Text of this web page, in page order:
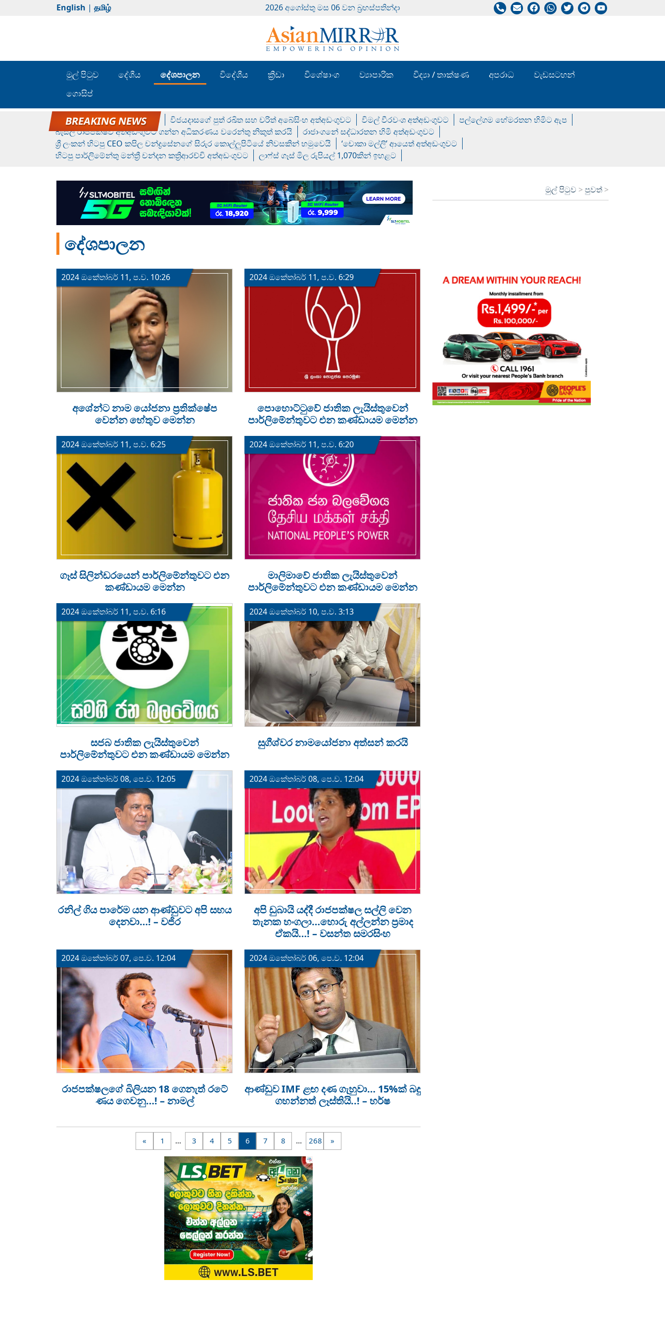
English | தமிழ் 2026 අගෝස්‍තු මස 06 වන බ්‍රහස්පතින්දා
මුල් පිටුව දේශීය දේශපාලන විදේශීය ක්‍රීඩා විශේෂාංග ව්‍යාපාරික විද්‍යා / තාක්ෂණ අපරාධ
වැඩසටහන්
ගොසිප්
රන් ගෙනා රුමේෂ්ගේ හෙල්ලය විජයදාසගේ පුත් රඛිත සහ චරිත් අබේසිංහ අත්අඩංගුවට විමල් වීරවංශ අත්අඩංගුවට
පල්ලේගම හේමරතන හිමිට ඇප
බැසිල් රාජපක්ෂව අත්අඩංගුවට ගන්න අධිකරණය වරෙන්තු නිකුත් කරයි
රාජාංගනේ සද්ධාරතන හිමි අත්අඩංගුවට
ශ්‍රී ලංකන් හිටපු CEO කපිල චන්ද්‍රසේනගේ සිරුර කොල්ලුපිටියේ නිවසකින් හමුවෙයි
‘චොකා මල්ලි’ ආයෙත් අත්අඩංගුවට
හිටපු පාර්ලිමේන්තු මන්ත්‍රී චන්දන කත්‍රිආරච්චි අත්අඩංගුවට
ලාෆ්ස් ගෑස් මිල රුපියල් 1,070කින් ඉහළට
දේශපාලන
මුල් පිටුව >පුවත් >
2024 ඔක්‍තෝබර් 11, ප.ව. 10:26
අශේන්ට නාම යෝජනා ප්‍රතික්ෂේප
වෙන්න හේතුව මෙන්න
2024 ඔක්‍තෝබර් 11, ප.ව. 6:29
පොහොට්ටුවේ ජාතික ලැයිස්තුවෙන්
පාර්ලිමේන්තුවට එන කණ්ඩායම මෙන්න
2024 ඔක්‍තෝබර් 11, ප.ව. 6:25
ගෑස් සිලින්ඩරයෙන් පාර්ලිමේන්තුවට එන
කණ්ඩායම මෙන්න
2024 ඔක්‍තෝබර් 11, ප.ව. 6:20
මාලිමාවේ ජාතික ලැයිස්තුවෙන්
පාර්ලිමේන්තුවට එන කණ්ඩායම මෙන්න
2024 ඔක්‍තෝබර් 11, ප.ව. 6:16
සජබ ජාතික ලැයිස්තුවෙන්
පාර්ලිමේන්තුවට එන කණ්ඩායම මෙන්න
2024 ඔක්‍තෝබර් 10, ප.ව. 3:13
සුගීශ්වර නාමයෝජනා අත්සන් කරයි
2024 ඔක්‍තෝබර් 08, පෙ.ව. 12:05
රනිල් ගිය පාරේම යන ආණ්ඩුවට අපි සහය
දෙනවා…! – වජිර
2024 ඔක්‍තෝබර් 08, පෙ.ව. 12:04
අපි ඩුබායි යද්දී රාජපක්ෂල සල්ලි වෙන
තැනක හංගලා…හොරු අල්ලන්න ප්‍රමාද
ඒකයි…! – වසන්ත සමරසිංහ
2024 ඔක්‍තෝබර් 07, පෙ.ව. 12:04
රාජපක්ෂලගේ බිලියන 18 ගෙනැත් රටේ
ණය ගෙවනු…! – නාමල්
2024 ඔක්‍තෝබර් 06, පෙ.ව. 12:04
ආණ්ඩුව IMF ළඟ දණ ගැහුවා… 15%ක් බදු
ගහන්නත් ලෑස්තියි..! – හර්ෂ
« 1 ... 3 4 5 6 7 8 ... 268 »